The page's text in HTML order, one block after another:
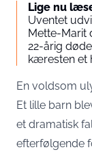
Lige nu
Uventet
Mette-Marit
22-årig
kæresten et
En voldsom
Et lille barn
et dramatisk
efterfølgende